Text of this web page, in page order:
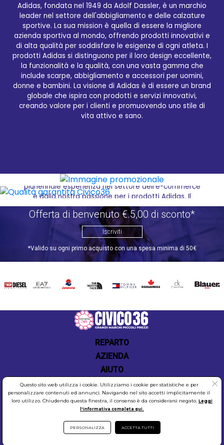
Adidas, fondata nel 1949 da Adolf Dassler, è un marchio
leader nel settore dell'abbigliamento e delle calzature
sportive. La sua mission è quella di essere la migliore
azienda sportiva al mondo, offrendo prodotti innovativi e
di alta qualità per soddisfare le esigenze di ogni atleta. I
prodotti Adidas si distinguono per il loro design eccellente,
la funzionalità e la qualità, con una vasta gamma che
include scarpe, abbigliamento e accessori per uomini,
donne e bambini. La visione di Adidas è di essere un brand
globale che ispira con prodotti e servizi innovativi,
creando valore per i clienti e promuovendo uno stile di
vita attivo e sano.
Qualità garantita Civico36
Acquistare i migliori prodotti selezionati del brand
ADIDAS non è mai stato così facile grazie a
Civico36.store, il tuo affidabile rivenditore online. Il
nostro sito e-commerce ti offre l'opportunità di
navigare tra una vasta gamma di articoli Adidas,
selezionando quelli che meglio si adattano alle tue
offerto da Civico36.store è garantita dalla nostra
pluriennale esperienza nel settore dell'e-commerce
e dalla nostra passione per i prodotti Adidas. Il
nostro enorme magazzino con esposizione ti
permette di avere una visione completa della
gamma di articoli Adidas disponibili, aiutandoti a
fare la scelta giusta per le tue esigenze sportive e
di stile. Scegliere Civico36.store per i tuoi acquisti
Adidas significa scegliere qualità, convenienza e un
ogni fase del tuo shopping online. Non aspettare,
scopri oggi stesso la nostra selezione di prodotti
Scopri le offerte Adidas
Offerta di benvenuto €.5,00 di sconto*
Iscriviti
*Valido su ogni primo acquisto con una spesa minima di 50€
DIESEL EA7 INVICTATHE
TOMMY
DSQUARED2
CALVIN BLAUER
REPARTO
AZIENDA
AIUTO
Questo sito web utilizza i cookie. Utilizziamo i cookie per statistiche e per
personalizzare contenuti ed annunci. Navigando nel sito accetti implicitamente il
loro utilizzo. Chiudendo questa finestra, il consenso è da considerarsi negato. Leggi
l'informativa completa qui.
PERSONALIZZA ACCETTA TUTTI